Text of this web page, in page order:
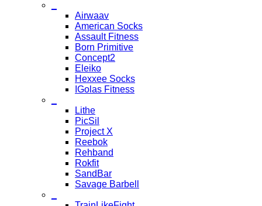
Airwaav
American Socks
Assault Fitness
Born Primitive
Concept2
Eleiko
Hexxee Socks
IGolas Fitness
Lithe
PicSil
Project X
Reebok
Rehband
Rokfit
SandBar
Savage Barbell